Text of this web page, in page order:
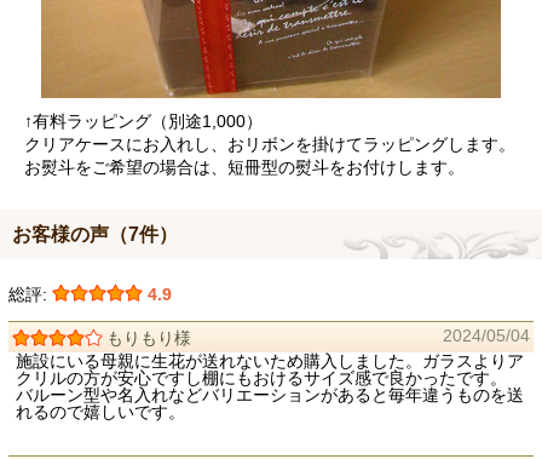
↑有料ラッピング（別途1,000）
クリアケースにお入れし、おリボンを掛けてラッピングします。
お熨斗をご希望の場合は、短冊型の熨斗をお付けします。
お客様の声（7件）
総評: 4.9
もりもり様 2024/05/04
施設にいる母親に生花が送れないため購入しました。ガラスよりア
クリルの方が安心ですし棚にもおけるサイズ感で良かったです。
バルーン型や名入れなどバリエーションがあると毎年違うものを送
れるので嬉しいです。